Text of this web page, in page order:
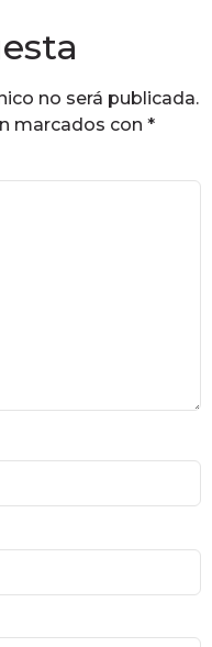
no será publicada.
marcados con *